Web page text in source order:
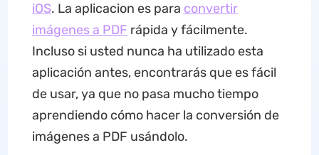
iOS. La aplicacion es para convertir
imágenes a PDF rápida y fácilmente.
Incluso si usted nunca ha utilizado esta
aplicación antes, encontrarás que es fácil
de usar, ya que no pasa mucho tiempo
aprendiendo cómo hacer la conversión de
imágenes a PDF usándolo.